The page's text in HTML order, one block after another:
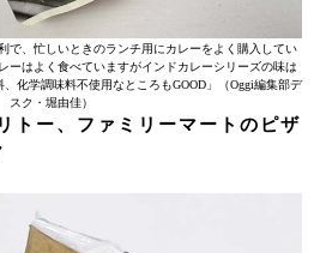
で、忙しいときのランチ用にカレーをよく購入してい
ーはよく食べていますがインドカレーシリーズの味は
化学調味料不使用なところもGOOD」（Oggi編集部デ
スク・堀由佳）
トー、ファミリーマートのピザ